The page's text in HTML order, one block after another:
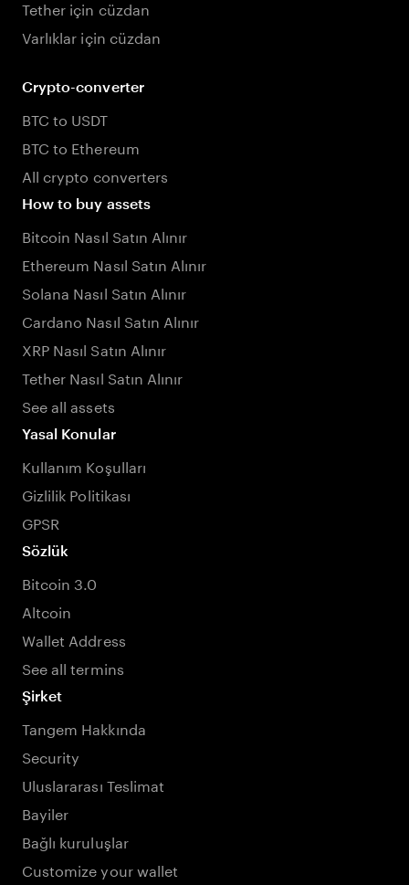
Tether için cüzdan
Varlıklar için cüzdan
Crypto-converter
BTC to USDT
BTC to Ethereum
All crypto converters
How to buy assets
Bitcoin Nasıl Satın Alınır
Ethereum Nasıl Satın Alınır
Solana Nasıl Satın Alınır
Cardano Nasıl Satın Alınır
XRP Nasıl Satın Alınır
Tether Nasıl Satın Alınır
See all assets
Yasal Konular
Kullanım Koşulları
Gizlilik Politikası
GPSR
Sözlük
Bitcoin 3.0
Altcoin
Wallet Address
See all termins
Şirket
Tangem Hakkında
Security
Uluslararası Teslimat
Bayiler
Bağlı kuruluşlar
Customize your wallet